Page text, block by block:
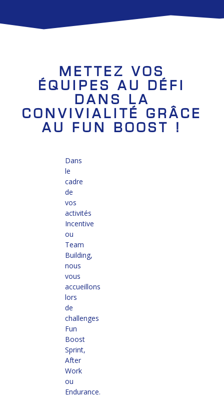
METTEZ VOS
ÉQUIPES AU DÉFI
DANS LA
CONVIVIALITÉ GRÂCE
AU FUN BOOST !
Dans
le
cadre
de
vos
activités
Incentive
ou
Team
Building,
nous
vous
accueillons
lors
de
challenges
Fun
Boost
Sprint,
After
Work
ou
Endurance.